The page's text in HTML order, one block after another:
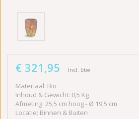
€ 321,95 Incl. btw
Materiaal: Bio
Inhoud & Gewicht: 0,5 Kg
Afmeting: 25,5 cm hoog - Ø 19,5 cm
Locatie: Binnen & Buiten